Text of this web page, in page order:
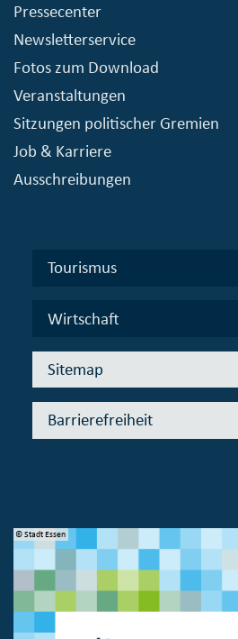
Pressecenter
Newsletterservice
Fotos zum Download
Veranstaltungen
Sitzungen politischer Gremien
Job & Karriere
Ausschreibungen
Tourismus
Wirtschaft
Sitemap
Barrierefreiheit
© Stadt Essen